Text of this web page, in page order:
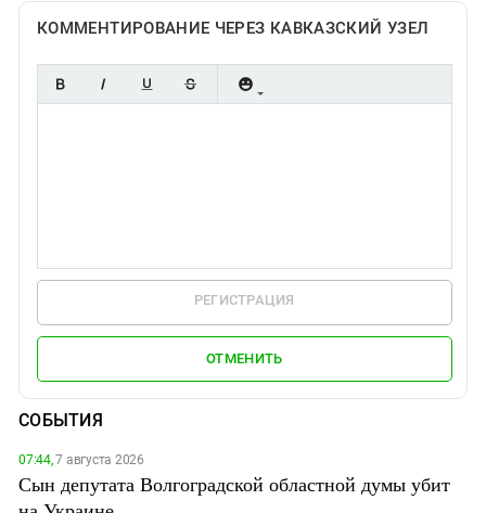
КОММЕНТИРОВАНИЕ ЧЕРЕЗ КАВКАЗСКИЙ УЗЕЛ
РЕГИСТРАЦИЯ
ОТМЕНИТЬ
СОБЫТИЯ
07:44,7 августа 2026
Сын депутата Волгоградской областной думы убит